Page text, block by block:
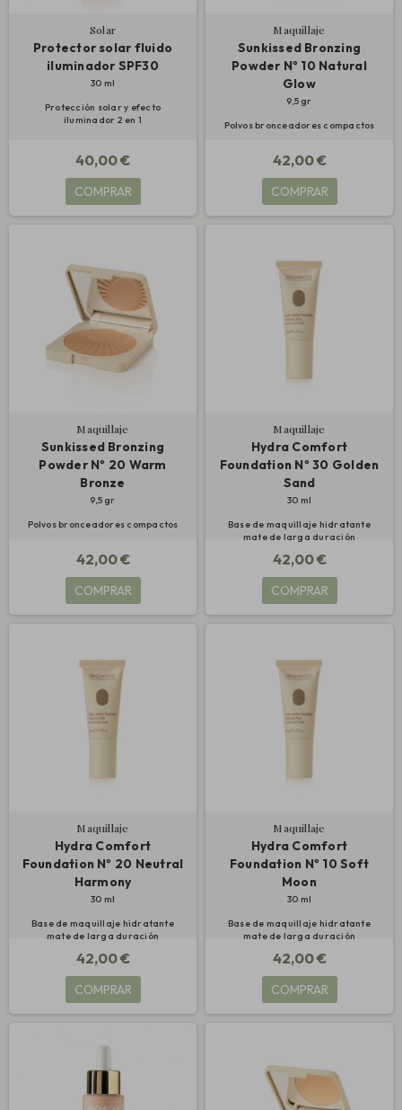
Solar
Protector solar fluido
iluminador SPF30
30 ml
Protección solar y efecto
iluminador 2 en 1
40,00 €
COMPRAR
Maquillaje
Sunkissed Bronzing
Powder Nº 10 Natural
Glow
9,5 gr
Polvos bronceadores compactos
42,00 €
COMPRAR
Maquillaje
Sunkissed Bronzing
Powder Nº 20 Warm
Bronze
9,5 gr
Polvos bronceadores compactos
42,00 €
COMPRAR
Maquillaje
Hydra Comfort
Foundation Nº 30 Golden
Sand
30 ml
Base de maquillaje hidratante
mate de larga duración
42,00 €
COMPRAR
Maquillaje
Hydra Comfort
Foundation Nº 20 Neutral
Harmony
30 ml
Base de maquillaje hidratante
mate de larga duración
42,00 €
COMPRAR
Maquillaje
Hydra Comfort
Foundation Nº 10 Soft
Moon
30 ml
Base de maquillaje hidratante
mate de larga duración
42,00 €
COMPRAR